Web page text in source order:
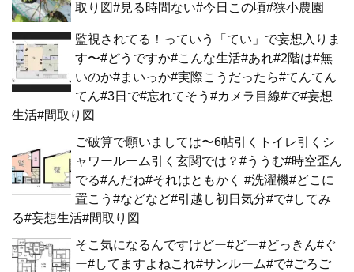
取り図#見る時間ない#今日この頃#狭小農園
監視されてる！っていう「てい」で妄想入りま
す〜#どうですか#こんな生活#あれ#2階は#無
いのか#まいっか#実際こうだったら#てんてん
てん#3日で#忘れてそう#カメラ目線#で#妄想
生活#間取り図
ご破算で願いましては〜6帖引くトイレ引くシ
ャワールーム引く玄関では？#ううむ#時空歪ん
でる#んだね#それはともかく #洗濯機#どこに
置こう#などなど#引越し初日気分#で#してみ
る#妄想生活#間取り図
そこ気になるんですけどー#どー#どっきん#ぐ
ー#してますよねこれ#サンルーム#で#ごろご